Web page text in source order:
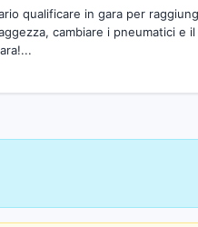
qualificare in gara per
cambiare i pneumatici e